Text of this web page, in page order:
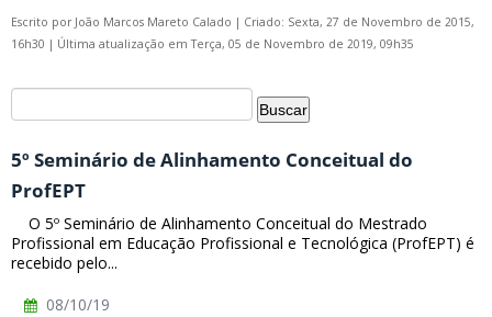
Escrito por João Marcos Mareto Calado | Criado: Sexta, 27 de Novembro de 2015,
16h30 | Última atualização em Terça, 05 de Novembro de 2019, 09h35
5º Seminário de Alinhamento Conceitual do
ProfEPT
O 5º Seminário de Alinhamento Conceitual do Mestrado
Profissional em Educação Profissional e Tecnológica (ProfEPT) é
recebido pelo...
08/10/19